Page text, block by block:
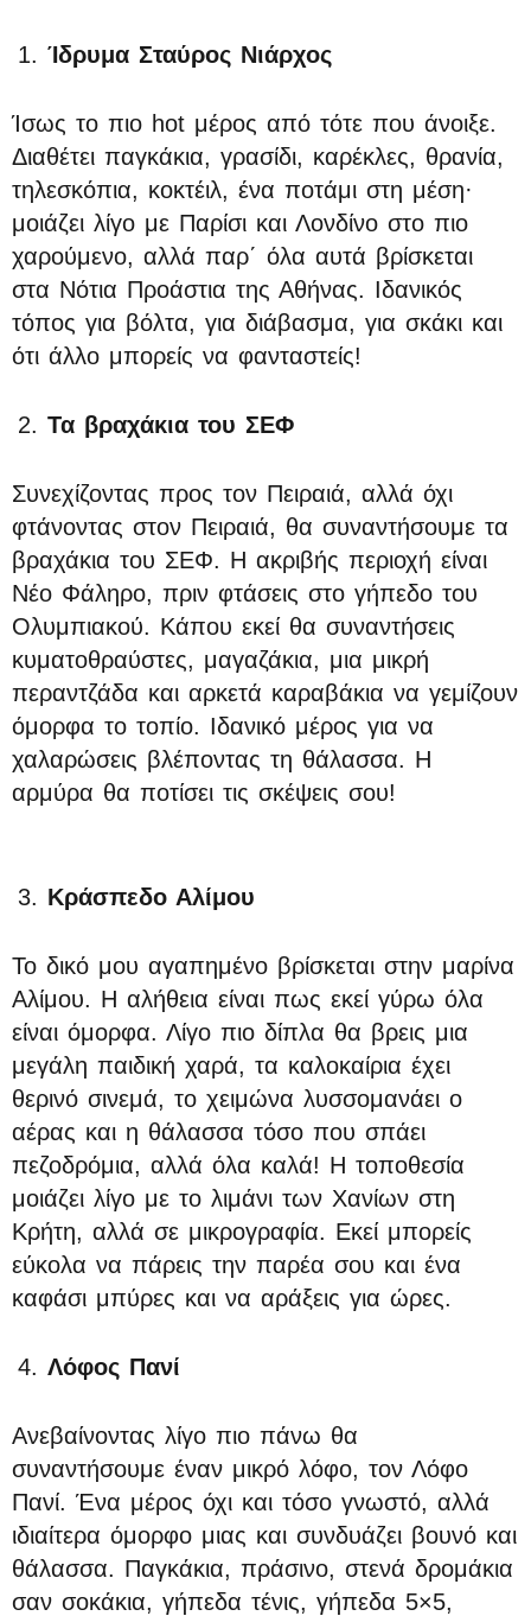
Ίδρυμα Σταύρος Νιάρχος
Ίσως το πιο hot μέρος από τότε που άνοιξε.
Διαθέτει παγκάκια, γρασίδι, καρέκλες, θρανία,
τηλεσκόπια, κοκτέιλ, ένα ποτάμι στη μέση·
μοιάζει λίγο με Παρίσι και Λονδίνο στο πιο
χαρούμενο, αλλά παρ΄ όλα αυτά βρίσκεται
στα Νότια Προάστια της Αθήνας. Ιδανικός
τόπος για βόλτα, για διάβασμα, για σκάκι και
ότι άλλο μπορείς να φανταστείς!
Τα βραχάκια του ΣΕΦ
Συνεχίζοντας προς τον Πειραιά, αλλά όχι
φτάνοντας στον Πειραιά, θα συναντήσουμε τα
βραχάκια του ΣΕΦ. Η ακριβής περιοχή είναι
Νέο Φάληρο, πριν φτάσεις στο γήπεδο του
Ολυμπιακού. Κάπου εκεί θα συναντήσεις
κυματοθραύστες, μαγαζάκια, μια μικρή
περαντζάδα και αρκετά καραβάκια να γεμίζουν
όμορφα το τοπίο. Ιδανικό μέρος για να
χαλαρώσεις βλέποντας τη θάλασσα. Η
αρμύρα θα ποτίσει τις σκέψεις σου!
Κράσπεδο Αλίμου
Το δικό μου αγαπημένο βρίσκεται στην μαρίνα
Αλίμου. Η αλήθεια είναι πως εκεί γύρω όλα
είναι όμορφα. Λίγο πιο δίπλα θα βρεις μια
μεγάλη παιδική χαρά, τα καλοκαίρια έχει
θερινό σινεμά, το χειμώνα λυσσομανάει ο
αέρας και η θάλασσα τόσο που σπάει
πεζοδρόμια, αλλά όλα καλά! Η τοποθεσία
μοιάζει λίγο με το λιμάνι των Χανίων στη
Κρήτη, αλλά σε μικρογραφία. Εκεί μπορείς
εύκολα να πάρεις την παρέα σου και ένα
καφάσι μπύρες και να αράξεις για ώρες.
Λόφος Πανί
Ανεβαίνοντας λίγο πιο πάνω θα
συναντήσουμε έναν μικρό λόφο, τον Λόφο
Πανί. Ένα μέρος όχι και τόσο γνωστό, αλλά
ιδιαίτερα όμορφο μιας και συνδυάζει βουνό και
θάλασσα. Παγκάκια, πράσινο, στενά δρομάκια
σαν σοκάκια, γήπεδα τένις, γήπεδα 5×5,